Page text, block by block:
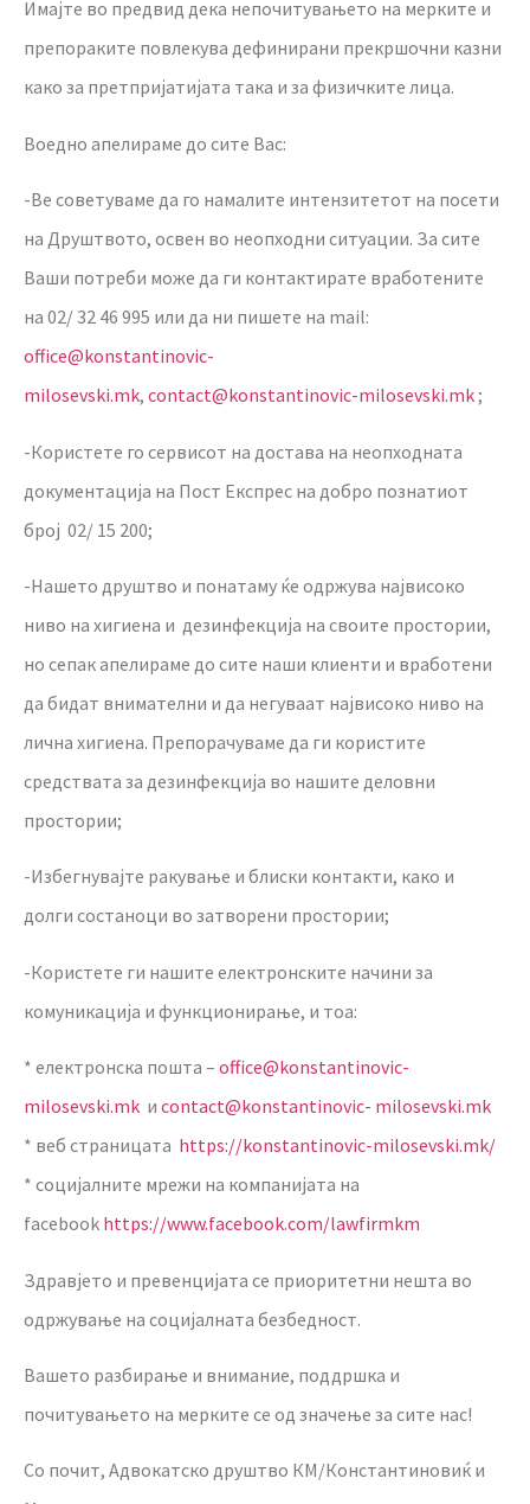
Имајте во предвид дека непочитувањето на мерките и
препораките повлекува дефинирани прекршочни казни
како за претпријатијата така и за физичките лица.
Воедно апелираме до сите Вас:
-Ве советуваме да го намалите интензитетот на посети
на Друштвото, освен во неопходни ситуации. За сите
Ваши потреби може да ги контактирате вработените
на 02/ 32 46 995 или да ни пишете на mail:
office@konstantinovic-
milosevski.mk, contact@konstantinovic-milosevski.mk;
-Користете го сервисот на достава на неопходната
документација на Пост Експрес на добро познатиот
број 02/ 15 200;
-Нашето друштво и понатаму ќе одржува највисоко
ниво на хигиена и дезинфекција на своите простории,
но сепак апелираме до сите наши клиенти и вработени
да бидат внимателни и да негуваат највисоко ниво на
лична хигиена. Препорачуваме да ги користите
средствата за дезинфекција во нашите деловни
простории;
-Избегнувајте ракување и блиски контакти, како и
долги состаноци во затворени простории;
-Користете ги нашите електронските начини за
комуникација и функционирање, и тоа:
* електронска пошта – office@konstantinovic-
milosevski.mk и contact@konstantinovic- milosevski.mk
* веб страницата https://konstantinovic-milosevski.mk/
* социјалните мрежи на компанијата на
facebook https://www.facebook.com/lawfirmkm
Здравјето и превенцијата се приоритетни нешта во
одржување на социјалната безбедност.
Вашето разбирање и внимание, поддршка и
почитувањето на мерките се од значење за сите нас!
Со почит, Адвокатско друштво КМ/Константиновиќ и